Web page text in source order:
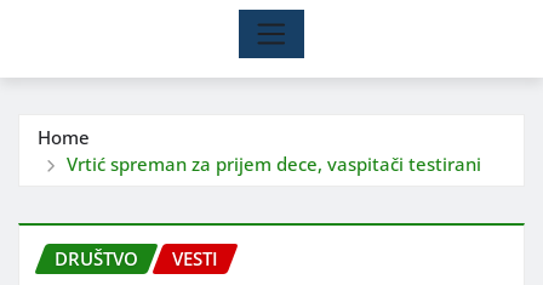
Home
Vrtić spreman za prijem dece, vaspitači testirani
DRUŠTVO VESTI